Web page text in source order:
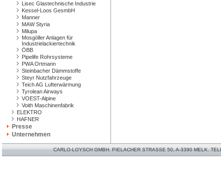
Lisec Glastechnische Industrie
Kessel-Loos GesmbH
Manner
MAW Styria
Milupa
Mosgöller Anlagen für
Industrielackiertechnik
ÖBB
Pipelife Rohrsysteme
PWA Ortmann
Steinbacher Dämmstoffe
Steyr Nutzfahrzeuge
Teich AG Lufterwärmung
Tyrolean Airways
VOEST-Alpine
Voith Maschinenfabrik
ELEKTRO
HAFNER
Presse
Unternehmen
CARLO-LOYSCH GMBH. PIELACHER STRASSE 50, A-3390 MELK.